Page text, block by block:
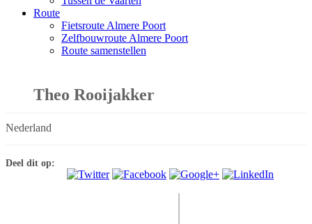
Route
Fietsroute Almere Poort
Zelfbouwroute Almere Poort
Route samenstellen
Theo Rooijakker
Nederland
Deel dit op: